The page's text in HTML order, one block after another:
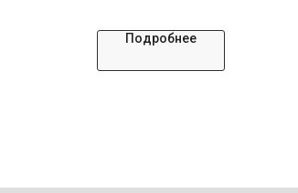
Подробнее